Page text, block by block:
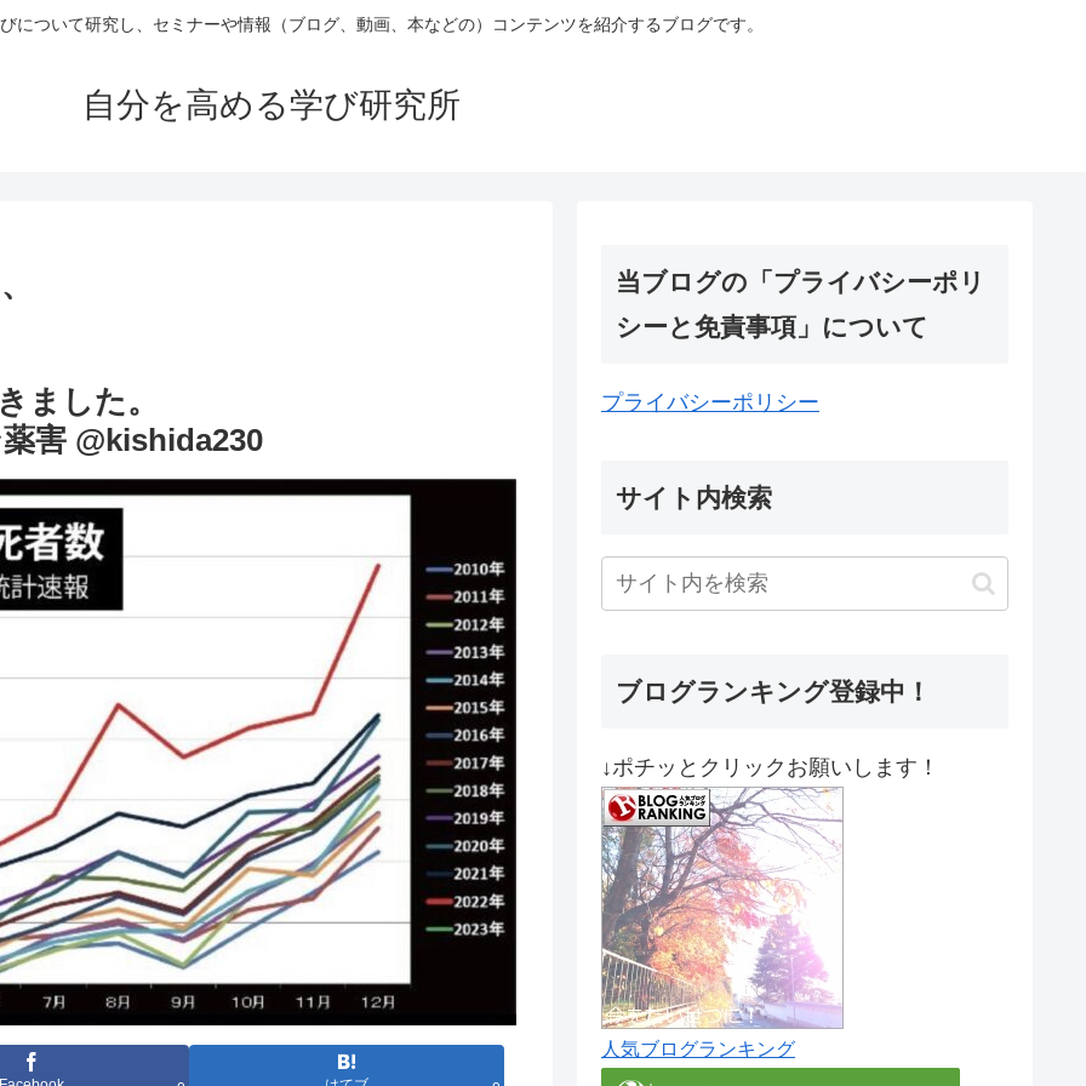
について研究し、セミナーや情報（ブログ、動画、本などの）コンテンツを紹介するブログです。
自分を高める学び研究所
ました。
害 @kishida230
当ブログの「プライバシーポリ
シーと免責事項」について
プライバシーポリシー
サイト内検索
ブログランキング登録中！
↓ポチッとクリックお願いします！
人気ブログランキング